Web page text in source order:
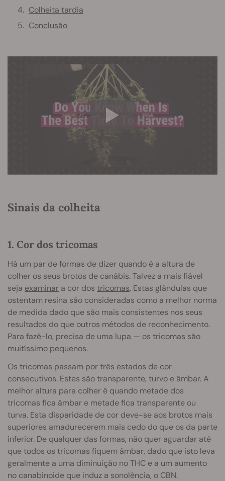
Colheita tardia
Conclusão
Sinais da colheita
1. Cor dos tricomas
Há um par de formas de dizer quando é a altura de
colher os seus brotos de canábis. Talvez a mais fiável
seja examinar a cor dos tricomas. Estas glândulas que
ostentam resina são consideradas como a melhor norma
de medida dado que são mais consistentes nos seus
resultados do que outros métodos de reconhecimento.
Para fazê-lo, precisa de uma lupa — os tricomas são
muitíssimo pequenos.
Os tricomas passam por três estados de cor
consecutivos. Estes são transparente, turvo e âmbar. A
melhor altura para colher é quando metade dos
tricomas fica âmbar e metade fica transparente ou
turva. Esta disparidade de cor deve-se aos brotos mais
superiores amadurecerem mais cedo do que os da parte
inferior. De qualquer das formas, não quer aguardar até
que todos os tricomas fiquem âmbar, dado que isto leva
geralmente a uma diminuição no THC e a um aumento
no canabinoide que induz a sonolência, o CBN.